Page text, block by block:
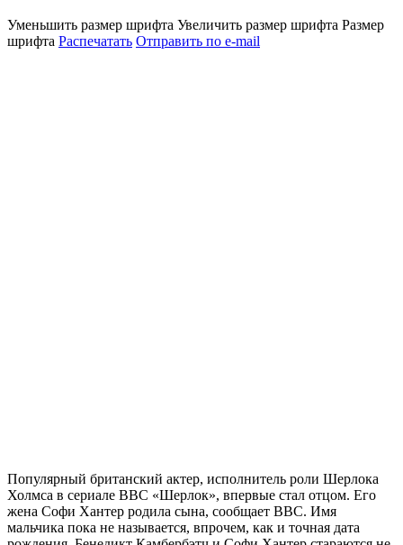
Уменьшить размер шрифта Увеличить размер шрифта Размер
шрифта Распечатать Отправить по e-mail
Популярный британский актер, исполнитель роли Шерлока
Холмса в сериале ВВС «Шерлок», впервые стал отцом. Его
жена Софи Хантер родила сына, сообщает ВВС. Имя
мальчика пока не называется, впрочем, как и точная дата